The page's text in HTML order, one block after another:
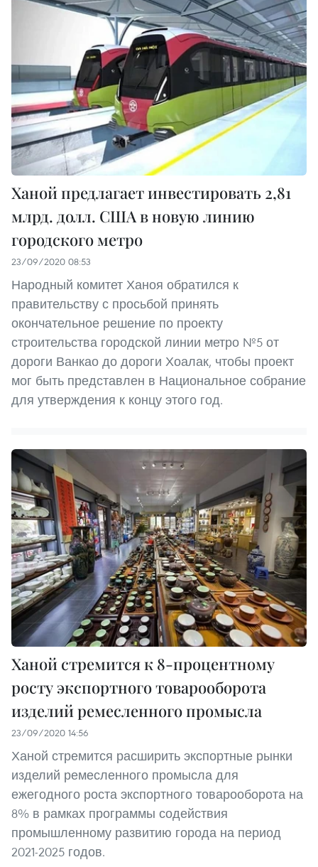
Ханой предлагает инвестировать 2,81
млрд. долл. США в новую линию
городского метро
23/09/2020 08:53
Народный комитет Ханоя обратился к
правительству с просьбой принять
окончательное решение по проекту
строительства городской линии метро №5 от
дороги Ванкао до дороги Хоалак, чтобы проект
мог быть представлен в Национальное собрание
для утверждения к концу этого год.
Ханой стремится к 8-процентному
росту экспортного товарооборота
изделий ремесленного промысла
23/09/2020 14:56
Ханой стремится расширить экспортные рынки
изделий ремесленного промысла для
ежегодного роста экспортного товарооборота на
8% в рамках программы содействия
промышленному развитию города на период
2021-2025 годов.